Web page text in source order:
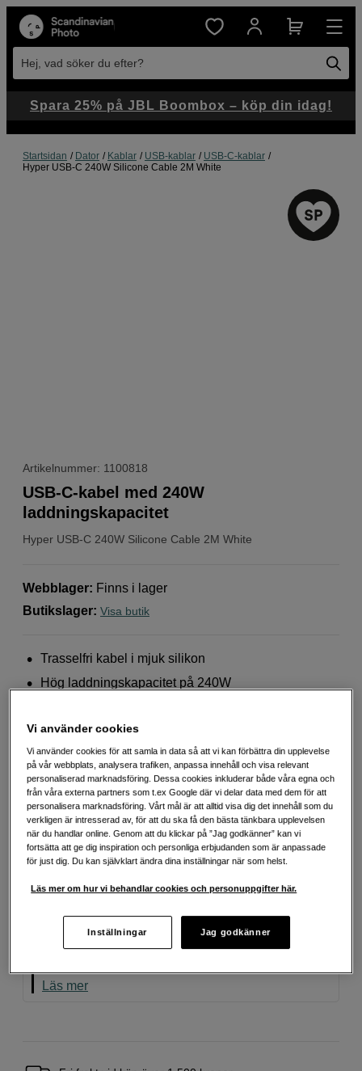
Hej, vad söker du efter?
Startsidan Dator Kablar USB-kablar
USB-C-kablar
Hyper USB-C 240W Silicone Cable 2M White
Artikelnummer: 1100818
Hyper USB-C 240W Silicone Cable 2M White
USB-C-kabel med 240W
laddningskapacitet
Webblager: Finns i lager
Butikslager: Visa butik
Trasselfri kabel i mjuk silikon
Hög laddningskapacitet på 240W
Mer information
169 SEK
Handla tryggt med delbetalning eller faktura Info
Antal
Lägg i kundvagn
Det här är en produkt som vi tycker om extra
mycket. Håll utkik efter symbolen för fler av våra
Läs mer
Spara 25% på JBL Boombox – köp din idag!
Vi använder cookies
Vi använder cookies för att samla in data så att vi kan förbättra din upplevelse
på vår webbplats, analysera trafiken, anpassa innehåll och visa relevant
personaliserad marknadsföring. Dessa cookies inkluderar både våra egna och
från våra externa partners som t.ex Google där vi delar data med dem för att
personalisera marknadsföring. Vårt mål är att alltid visa dig det innehåll som du
verkligen är intresserad av, för att du ska få den bästa tänkbara upplevelsen
när du handlar online. Genom att du klickar på ”Jag godkänner” kan vi
fortsätta att ge dig inspiration och personliga erbjudanden som är anpassade
för just dig. Du kan självklart ändra dina inställningar när som helst.
Läs mer om hur vi behandlar cookies och personuppgifter här.
Inställningar Jag godkänner